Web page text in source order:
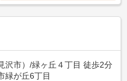
沢市）/緑ヶ丘４丁目 徒歩2分
緑が丘6丁目